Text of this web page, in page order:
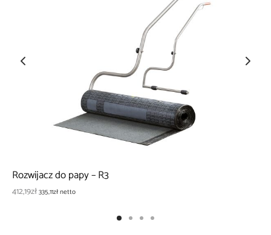
Rozwijacz do papy – R3
412,19zł335,11złnetto